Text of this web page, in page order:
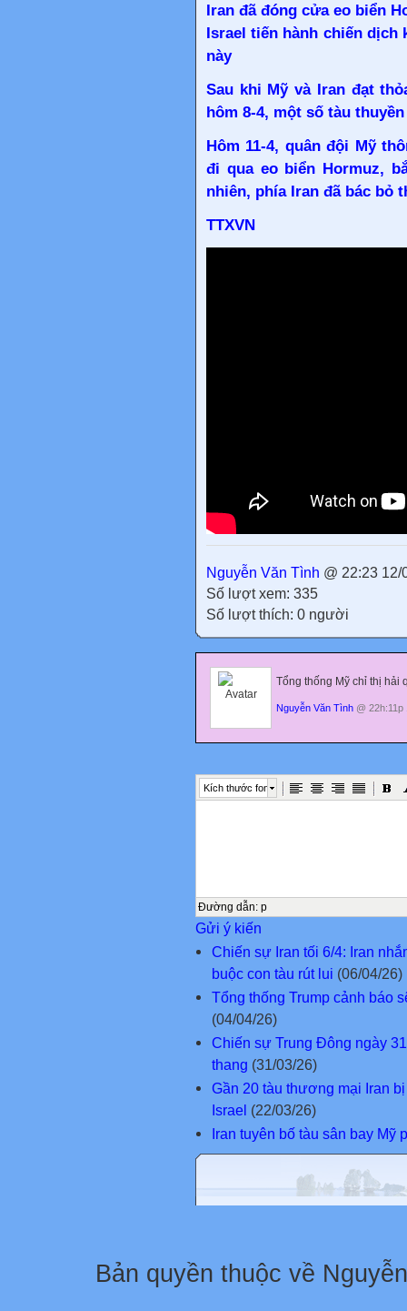
Iran đã đóng cửa eo biển
Israel tiến hành chiến dịch
này
Sau khi Mỹvà Iran đạt
hôm 8-4, một số tàu
Hôm 11-4, quân đội Mỹ
đi qua eo biển Hormuz,
nhiên, phía Iran đã bác bỏ
TTXVN
Nguyễn Văn Tình @ 22:23 12/
Số lượt xem: 335
Số lượt thích: 0 người
Tổng thống Mỹ chỉ thị hải
Nguyễn Văn Tình @ 22h:11p
Kích thước font
Đường dẫn: p
Gửi ý kiến
Chiến sự Iran tối 6/4: Iran
buộc con tàu rút lui (06/04/26)
Tổng thống Trump cảnh báo
(04/04/26)
Chiến sự Trung Đông ngày
thang (31/03/26)
Gần 20 tàu thương mại Iran
Israel (22/03/26)
Iran tuyên bố tàu sân bay Mỹ
Bản quyền thuộc về